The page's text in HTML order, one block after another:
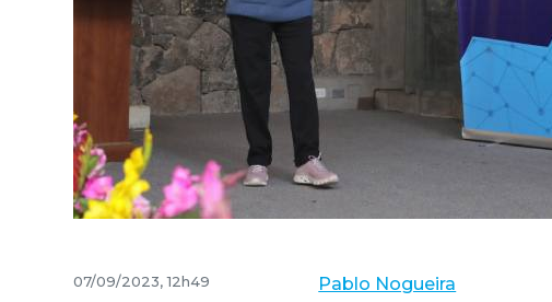
Pablo Nogueira
07/09/2023, 12h49